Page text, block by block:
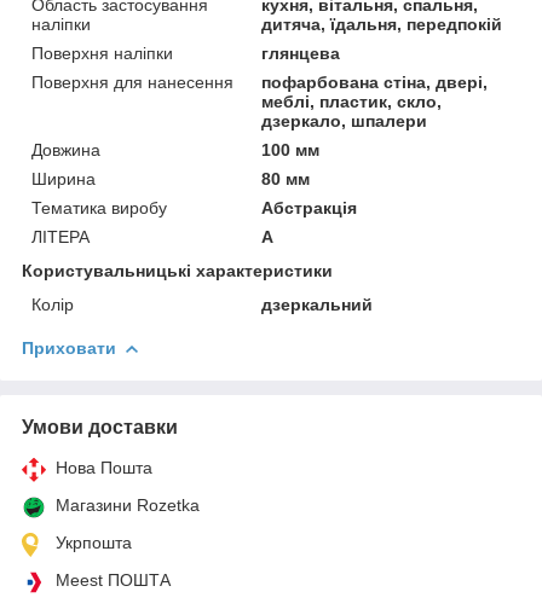
Область застосування
наліпки
кухня, вітальня, спальня,
дитяча, їдальня, передпокій
Поверхня наліпки
глянцева
Поверхня для нанесення
пофарбована стіна, двері,
меблі, пластик, скло,
дзеркало, шпалери
Довжина
100 мм
Ширина
80 мм
Тематика виробу
Абстракція
ЛІТЕРА
А
Користувальницькі характеристики
Колір
дзеркальний
Приховати
Умови доставки
Нова Пошта
Магазини Rozetka
Укрпошта
Meest ПОШТА